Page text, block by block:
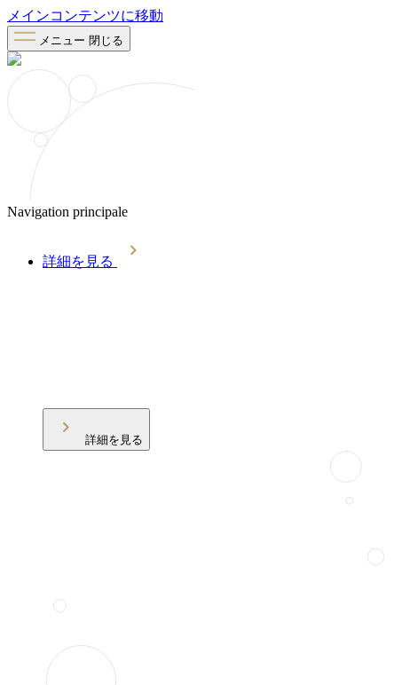
メインコンテンツに移動
メニュー 閉じる
Navigation principale
詳細を見る
詳細を見る